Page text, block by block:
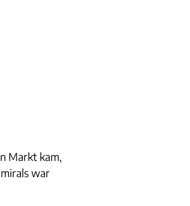
Markt kam,
war